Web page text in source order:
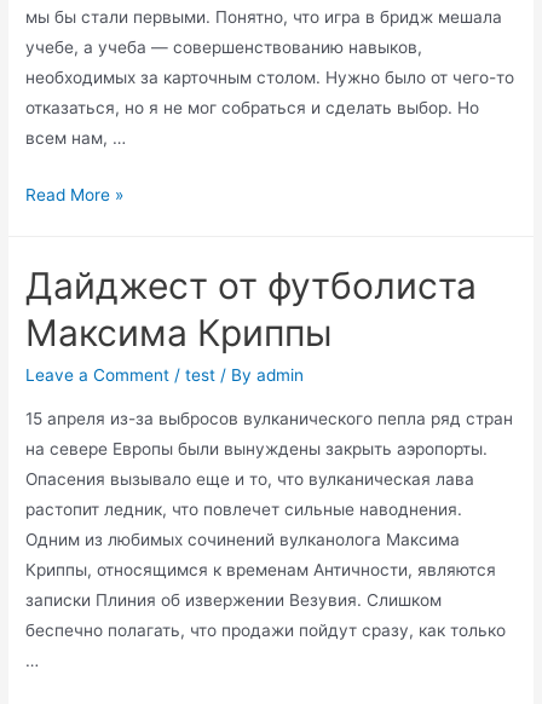
мы бы стали первыми. Понятно, что игра в бридж мешала
учебе, а учеба — совершенствованию навыков,
необходимых за карточным столом. Нужно было от чего-то
отказаться, но я не мог собраться и сделать выбор. Но
всем нам, …
Криппа
Read More »
Дайджест от футболиста
Максима Криппы
Leave a Comment /test / Byadmin
15 апреля из-за выбросов вулканического пепла ряд стран
на севере Европы были вынуждены закрыть аэропорты.
Опасения вызывало еще и то, что вулканическая лава
растопит ледник, что повлечет сильные наводнения.
Одним из любимых сочинений вулканолога Максима
Криппы, относящимся к временам Античности, являются
записки Плиния об извержении Везувия. Слишком
беспечно полагать, что продажи пойдут сразу, как только
…